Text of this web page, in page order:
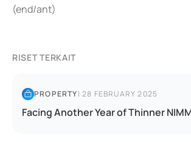
(end/ant)
RISET TERKAIT
PROPERTY|28 FEBRUARY 2025
Facing Another Year of Thinner